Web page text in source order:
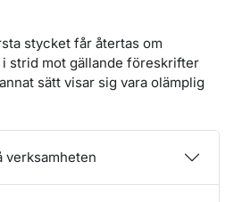
stycket får återtas om
strid mot gällande föreskrifter
sätt visar sig vara olämplig
verksamheten